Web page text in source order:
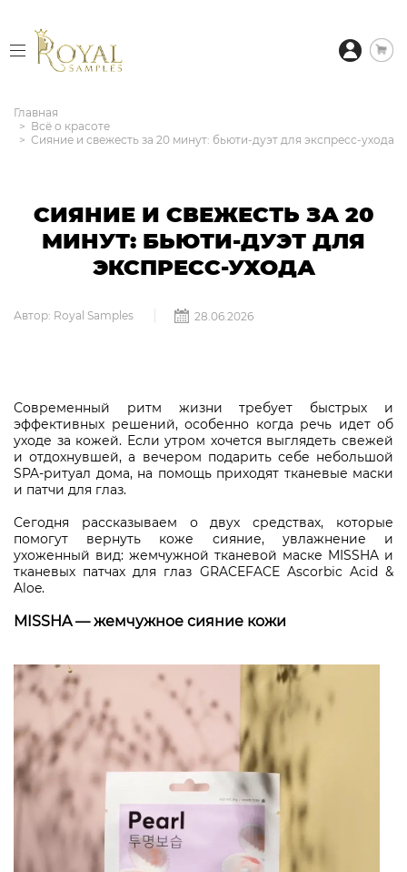
Главная
Всё о красоте
Сияние и свежесть за 20 минут: бьюти-дуэт для экспресс-ухода
СИЯНИЕ И СВЕЖЕСТЬ ЗА 20
МИНУТ: БЬЮТИ-ДУЭТ ДЛЯ
ЭКСПРЕСС-УХОДА
Автор: Royal Samples 28.06.2026
Современный ритм жизни требует быстрых и
эффективных решений, особенно когда речь идет об
уходе за кожей. Если утром хочется выглядеть свежей
и отдохнувшей, а вечером подарить себе небольшой
SPA-ритуал дома, на помощь приходят тканевые маски
и патчи для глаз.
Сегодня рассказываем о двух средствах, которые
помогут вернуть коже сияние, увлажнение и
ухоженный вид: жемчужной тканевой маске MISSHA и
тканевых патчах для глаз GRACEFACE Ascorbic Acid &
Aloe.
MISSHA — жемчужное сияние кожи